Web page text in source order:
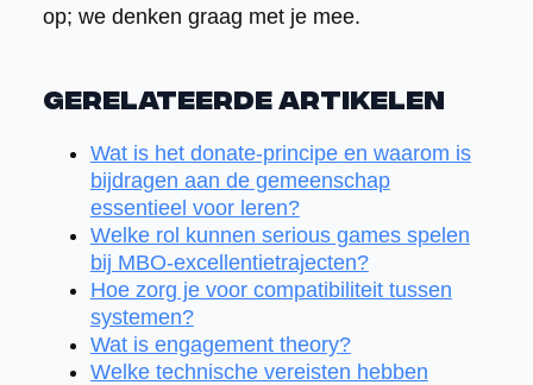
op; we denken graag met je mee.
Gerelateerde artikelen
Wat is het donate-principe en waarom is
bijdragen aan de gemeenschap
essentieel voor leren?
Welke rol kunnen serious games spelen
bij MBO-excellentietrajecten?
Hoe zorg je voor compatibiliteit tussen
systemen?
Wat is engagement theory?
Welke technische vereisten hebben